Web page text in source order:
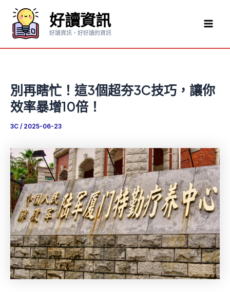
要
好讀資訊
好讀資訊，好好讀的資訊
別再瞎忙！這3個超夯3C技巧，讓你
效率暴增10倍！
3C / 2025-06-23